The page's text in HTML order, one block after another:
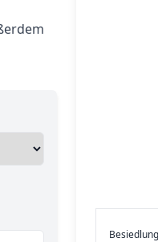
Be­sied­lung